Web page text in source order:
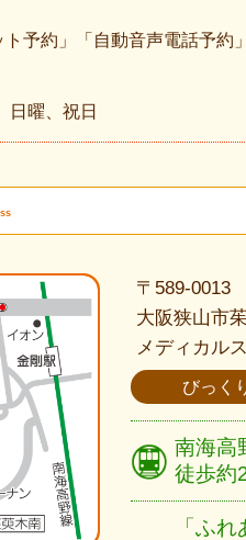
予約」「自動音声電話予約
日曜、祝日
〒589-0013
大阪狭山市
メディカル
びっく
南海高
徒歩約
「ふ